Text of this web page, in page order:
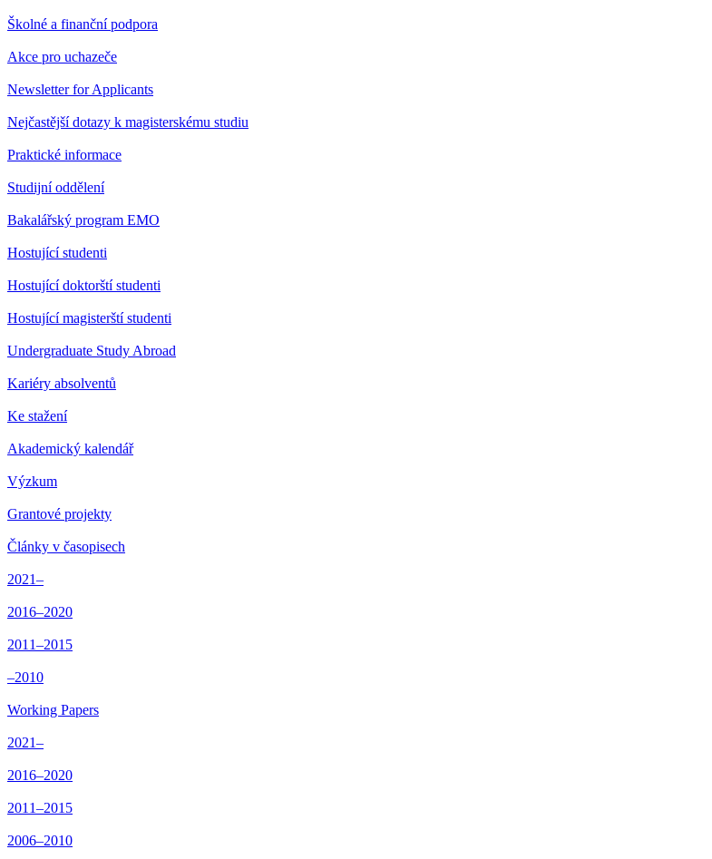
Školné a finanční podpora
Akce pro uchazeče
Newsletter for Applicants
Nejčastější dotazy k magisterskému studiu
Praktické informace
Studijní oddělení
Bakalářský program EMO
Hostující studenti
Hostující doktorští studenti
Hostující magisterští studenti
Undergraduate Study Abroad
Kariéry absolventů
Ke stažení
Akademický kalendář
Výzkum
Grantové projekty
Články v časopisech
2021–
2016–2020
2011–2015
–2010
Working Papers
2021–
2016–2020
2011–2015
2006–2010